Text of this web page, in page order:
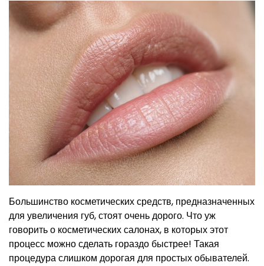
Большинство косметических средств, предназначенных
для увеличения губ, стоят очень дорого. Что уж
говорить о косметических салонах, в которых этот
процесс можно сделать гораздо быстрее! Такая
процедура слишком дорогая для простых обывателей.